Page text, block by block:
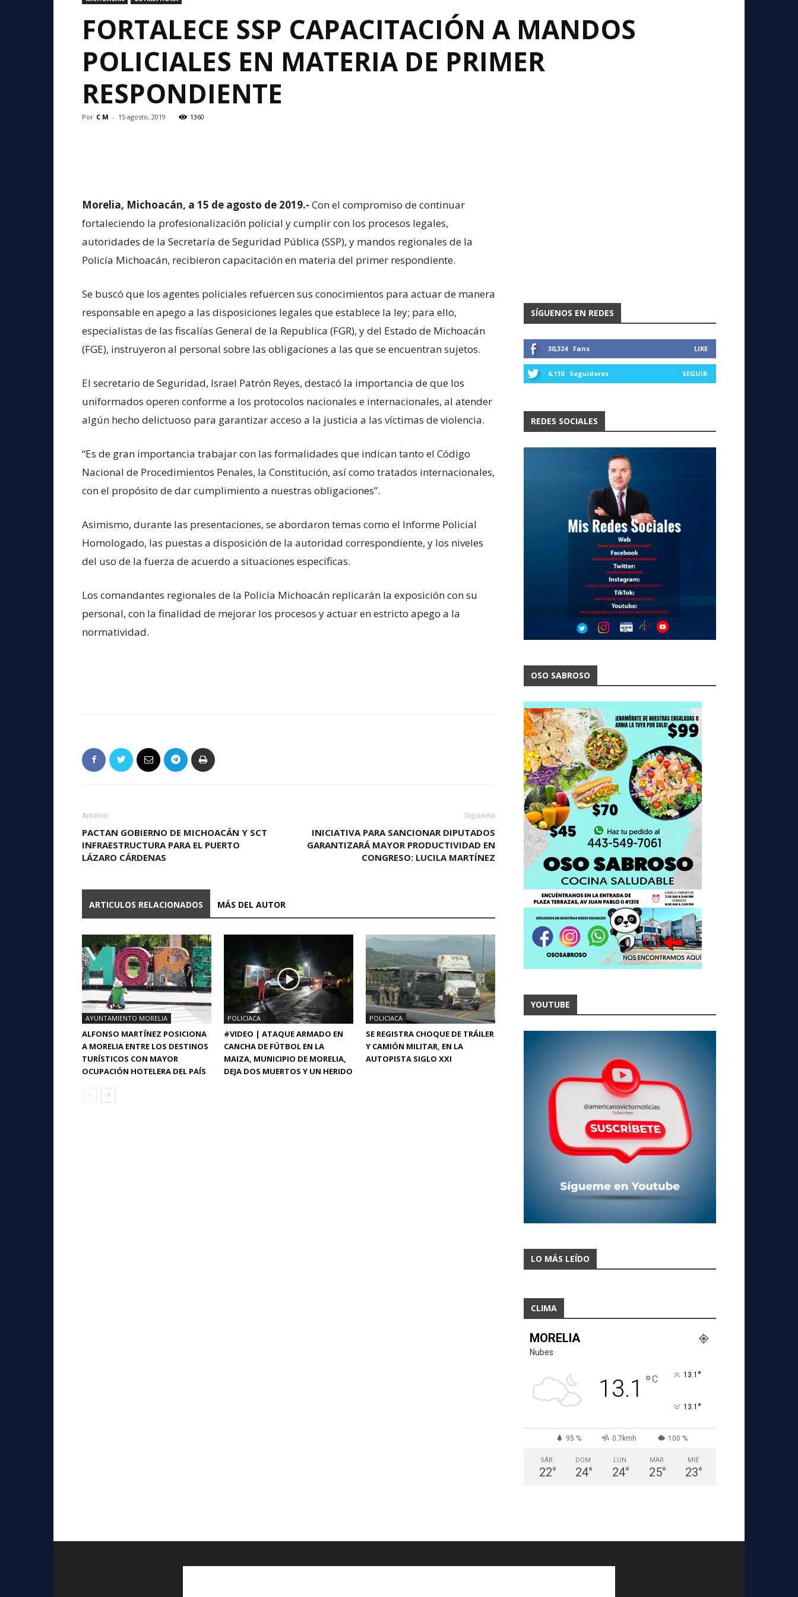
FORTALECE SSP CAPACITACIÓN A MANDOS
POLICIALES EN MATERIA DE PRIMER
RESPONDIENTE
Por C M - 15 agosto, 2019 1360
Morelia, Michoacán, a 15 de agosto de 2019.- Con el compromiso de continuar
fortaleciendo la profesionalización policial y cumplir con los procesos legales,
autoridades de la Secretaría de Seguridad Pública (SSP), y mandos regionales de la
Policía Michoacán, recibieron capacitación en materia del primer respondiente.
Se buscó que los agentes policiales refuercen sus conocimientos para actuar de manera
responsable en apego a las disposiciones legales que establece la ley; para ello,
especialistas de las fiscalías General de la Republica (FGR), y del Estado de Michoacán
(FGE), instruyeron al personal sobre las obligaciones a las que se encuentran sujetos.
El secretario de Seguridad, Israel Patrón Reyes, destacó la importancia de que los
uniformados operen conforme a los protocolos nacionales e internacionales, al atender
algún hecho delictuoso para garantizar acceso a la justicia a las víctimas de violencia.
“Es de gran importancia trabajar con las formalidades que indican tanto el Código
Nacional de Procedimientos Penales, la Constitución, así como tratados internacionales,
con el propósito de dar cumplimiento a nuestras obligaciones”.
Asimismo, durante las presentaciones, se abordaron temas como el Informe Policial
Homologado, las puestas a disposición de la autoridad correspondiente, y los niveles
del uso de la fuerza de acuerdo a situaciones específicas.
Los comandantes regionales de la Policía Michoacán replicarán la exposición con su
personal, con la finalidad de mejorar los procesos y actuar en estricto apego a la
normatividad.
Anterior
PACTAN GOBIERNO DE MICHOACÁN Y SCT
INFRAESTRUCTURA PARA EL PUERTO
LÁZARO CÁRDENAS
Siguiente
INICIATIVA PARA SANCIONAR DIPUTADOS
GARANTIZARÁ MAYOR PRODUCTIVIDAD EN
CONGRESO: LUCILA MARTÍNEZ
ARTICULOS RELACIONADOS MÁS DEL AUTOR
AYUNTAMIENTO MORELIA
ALFONSO MARTÍNEZ POSICIONA
A MORELIA ENTRE LOS DESTINOS
TURÍSTICOS CON MAYOR
OCUPACIÓN HOTELERA DEL PAÍS
POLICIACA
#VIDEO | ATAQUE ARMADO EN
CANCHA DE FÚTBOL EN LA
MAIZA, MUNICIPIO DE MORELIA,
DEJA DOS MUERTOS Y UN HERIDO
POLICIACA
SE REGISTRA CHOQUE DE TRÁILER
Y CAMIÓN MILITAR, EN LA
AUTOPISTA SIGLO XXI
SÍGUENOS EN REDES
30,324 Fans LIKE
6,110 Seguidores SEGUIR
REDES SOCIALES
OSO SABROSO
YOUTUBE
LO MÁS LEÍDO
CLIMA
MORELIA
Nubes
13.1 °C 13.1 °
13.1 °
95 % 0.7kmh 100 %
SÁB
22°
DOM
24°
LUN
24°
MAR
25°
MIÉ
23°